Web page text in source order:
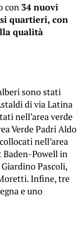
con 34 nuovi
quartieri, con
qualità
sono stati
di via Latina
nell’area verde
Verde Padri Aldo
nell’area
Baden-Powell in
Pascoli,
Infine, tre
e uno